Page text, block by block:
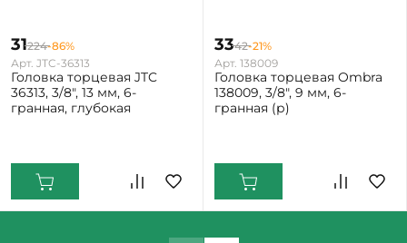
31224-86%
Арт. JTC-36313
Головка торцевая JTC
36313, 3/8", 13 мм, 6-
гранная, глубокая
3342-21%
Арт. 138009
Головка торцевая Ombra
138009, 3/8", 9 мм, 6-
гранная (р)